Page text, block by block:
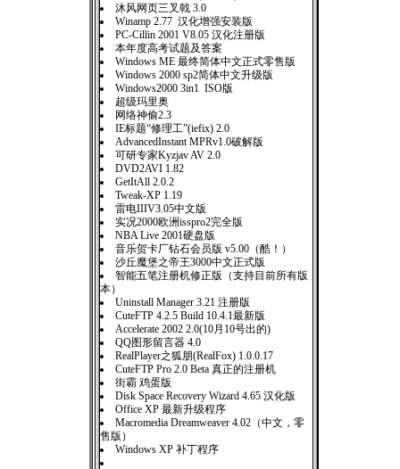
沐风网页三叉戟 3.0
Winamp 2.77 汉化增强安装版
PC-Cillin 2001 V8.05 汉化注册版
本年度高考试题及答案
Windows ME 最终简体中文正式零售版
Windows 2000 sp2简体中文升级版
Windows2000 3in1 ISO版
超级玛里奥
网络神偷2.3
IE标题“修理工”(iefix) 2.0
AdvancedInstant MPRv1.0破解版
可研专家Kyzjav AV 2.0
DVD2AVI 1.82
GetItAll 2.0.2
Tweak-XP 1.19
雷电IIIV3.05中文版
实况2000欧洲isspro2完全版
NBA Live 2001硬盘版
音乐贺卡厂钻石会员版 v5.00（酷！）
沙丘魔堡之帝王3000中文正式版
智能五笔注册机修正版（支持目前所有版
本）
Uninstall Manager 3.21 注册版
CuteFTP 4.2.5 Build 10.4.1最新版
Accelerate 2002 2.0(10月10号出的)
QQ图形留言器 4.0
RealPlayer之狐朋(RealFox) 1.0.0.17
CuteFTP Pro 2.0 Beta 真正的注册机
街霸 鸡蛋版
Disk Space Recovery Wizard 4.65 汉化版
Office XP 最新升级程序
Macromedia Dreamweaver 4.02（中文，零
售版）
Windows XP 补丁程序